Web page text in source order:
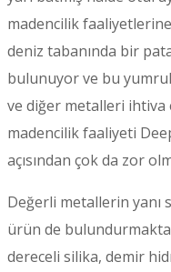
madencilik
deniz tabanında bir
bulunuyor ve bu
ve diğer metalleri ihtiva
madencilik faaliyeti
açısından çok da zor
Değerli metallerin yanı
ürün de
dereceli silika, demir